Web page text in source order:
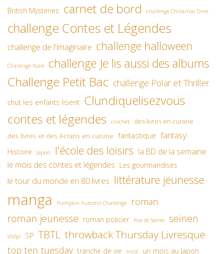
British Mysteries carnet de bord challenge Christmas Time
challenge Contes et Légendes
challenge de l'imaginaire challenge halloween
Challenge Italie challenge Je lis aussi des albums
Challenge Petit Bac challenge Polar et Thriller
chut les enfants lisent Clundiquelisezvous
contes et légendes
crochet
des livres en cuisine
des livres et des écrans en cuisine fantastique fantasy
Histoire Japon l'école des loisirs la BD de la semaine
le mois des contes et légendes Les gourmandises
le tour du monde en 80 livres littérature jeunesse
manga Pumpkin Automn Challenge roman
roman jeunesse roman policier Rue de Sevres seinen
shôjo SP TBTL throwback Thursday Livresque
top ten tuesday tranche de vie tricot un mois au Japon